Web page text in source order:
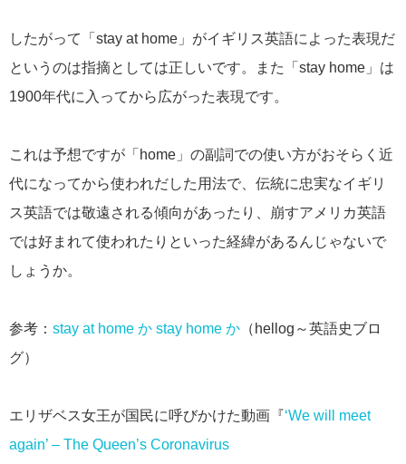
したがって「stay at home」がイギリス英語によった表現だ
というのは指摘としては正しいです。また「stay home」は
1900年代に入ってから広がった表現です。
これは予想ですが「home」の副詞での使い方がおそらく近
代になってから使われだした用法で、伝統に忠実なイギリ
ス英語では敬遠される傾向があったり、崩すアメリカ英語
では好まれて使われたりといった経緯があるんじゃないで
しょうか。
参考： stay at home か stay home か （hellog～英語史ブロ
グ）
エリザベス女王が国民に呼びかけた動画『‘We will meet
again’ – The Queen’s Coronavirus